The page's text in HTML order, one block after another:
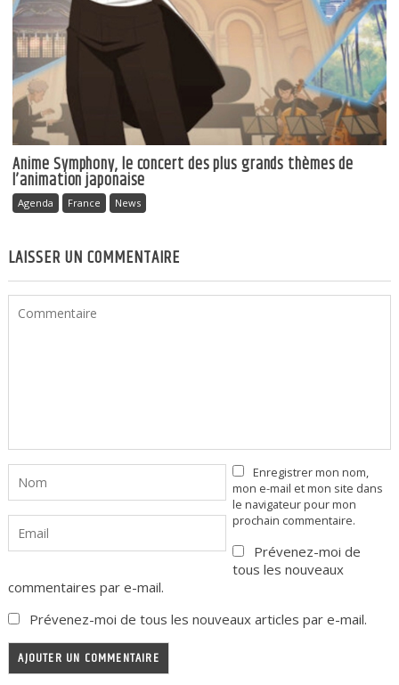
Anime Symphony, le concert des plus grands thèmes de
l’animation japonaise
Agenda France News
LAISSER UN COMMENTAIRE
Enregistrer mon nom,
mon e-mail et mon site dans
le navigateur pour mon
prochain commentaire.
Prévenez-moi de
tous les nouveaux
commentaires par e-mail.
Prévenez-moi de tous les nouveaux articles par e-mail.